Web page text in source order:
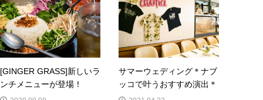
[GINGER GRASS]新しいラ
ンチメニューが登場！
サマーウェディング＊ナブ
ッコで叶うおすすめ演出＊